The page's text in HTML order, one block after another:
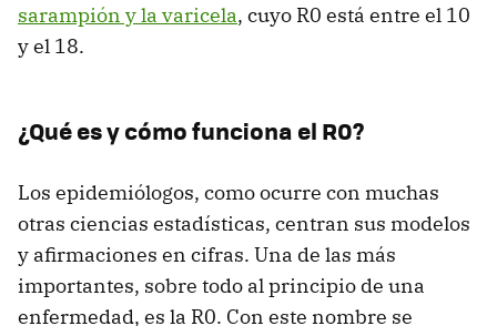
sarampión y la varicela, cuyo R0 está entre el 10
y el 18.
¿Qué es y cómo funciona el R0?
Los epidemiólogos, como ocurre con muchas
otras ciencias estadísticas, centran sus modelos
y afirmaciones en cifras. Una de las más
importantes, sobre todo al principio de una
enfermedad, es la R0. Con este nombre se